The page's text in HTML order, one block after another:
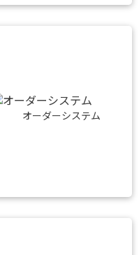
オーダーシステム